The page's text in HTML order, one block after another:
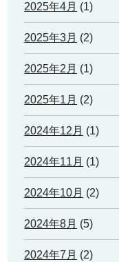
2025年4月 (1)
2025年3月 (2)
2025年2月 (1)
2025年1月 (2)
2024年12月 (1)
2024年11月 (1)
2024年10月 (2)
2024年8月 (5)
2024年7月 (2)